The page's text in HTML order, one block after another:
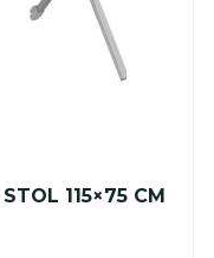
115×75 CM